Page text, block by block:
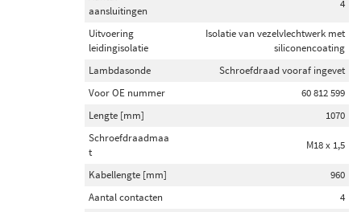
aansluitingen
4
Uitvoering
leidingisolatie
Isolatie van vezelvlechtwerk met
siliconencoating
Lambdasonde
Schroefdraad vooraf ingevet
Voor OE nummer
60 812 599
Lengte [mm]
1070
Schroefdraadmaa
t
M18 x 1,5
Kabellengte [mm]
960
Aantal contacten
4